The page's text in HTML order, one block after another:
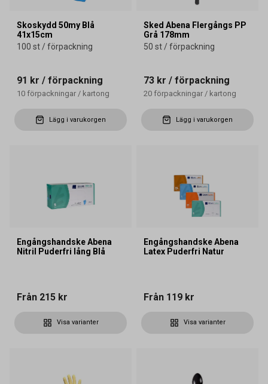
Skoskydd 50my Blå
41x15cm
100 st / förpackning
91 kr / förpackning
10 förpackningar / kartong
Lägg i varukorgen
Sked Abena Flergångs PP
Grå 178mm
50 st / förpackning
73 kr / förpackning
20 förpackningar / kartong
Lägg i varukorgen
Engångshandske Abena
Nitril Puderfri lång Blå
Från 215 kr
Visa varianter
Engångshandske Abena
Latex Puderfri Natur
Från 119 kr
Visa varianter